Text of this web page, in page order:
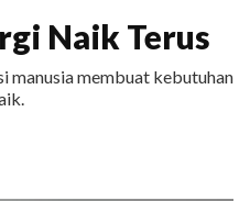
Naik Terus
membuat kebutuhan